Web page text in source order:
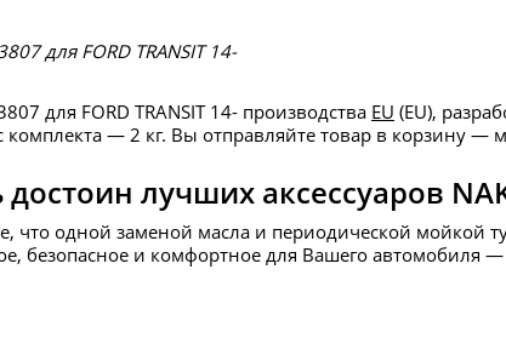
для FORD TRANSIT 14-
для FORD TRANSIT 14- производства EU (EU),
— 2 кг. Вы отправляйте товар в корзину —
лучших аксессуаров
что одной заменой масла и периодической мойкой
безопасное и комфортное для Вашего автомобиля